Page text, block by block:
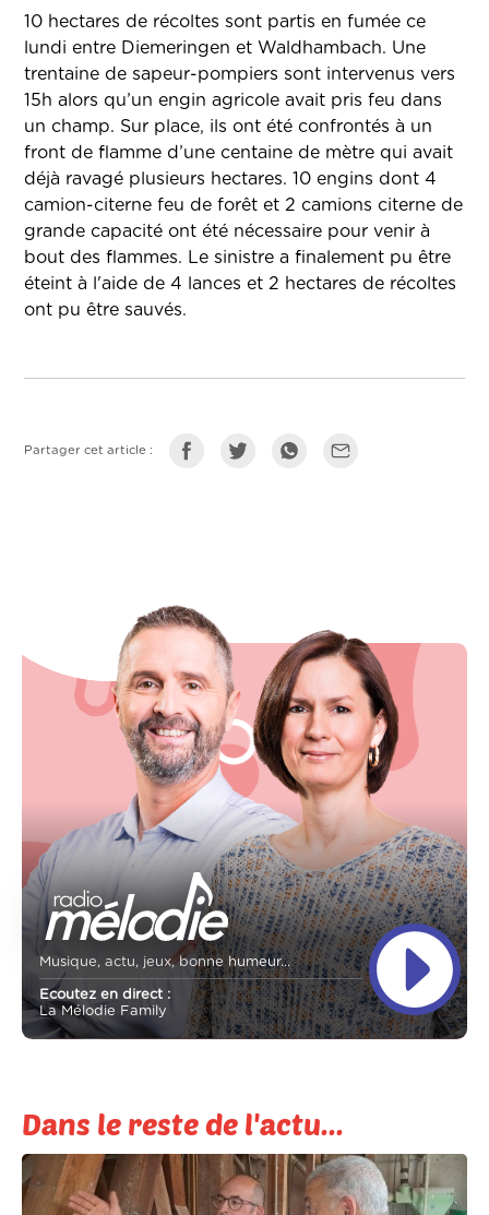
10 hectares de récoltes sont partis en fumée ce
lundi entre Diemeringen et Waldhambach. Une
trentaine de sapeur-pompiers sont intervenus vers
15h alors qu’un engin agricole avait pris feu dans
un champ. Sur place, ils ont été confrontés à un
front de flamme d’une centaine de mètre qui avait
déjà ravagé plusieurs hectares. 10 engins dont 4
camion-citerne feu de forêt et 2 camions citerne de
grande capacité ont été nécessaire pour venir à
bout des flammes. Le sinistre a finalement pu être
éteint à l'aide de 4 lances et 2 hectares de récoltes
ont pu être sauvés.
Partager cet article :
Musique, actu, jeux, bonne humeur...
Ecoutez en direct :
La Mélodie Family
Dans le reste de l'actu...